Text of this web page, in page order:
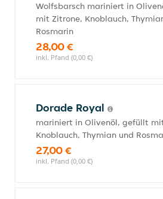
Wolfsbarsch mariniert in
mit Zitrone, Knoblauch,
Rosmarin
28,00 €
inkl. Pfand (0,00 €)
Dorade Royal
mariniert in Olivenöl, gefüllt
Knoblauch, Thymian und
27,00 €
inkl. Pfand (0,00 €)